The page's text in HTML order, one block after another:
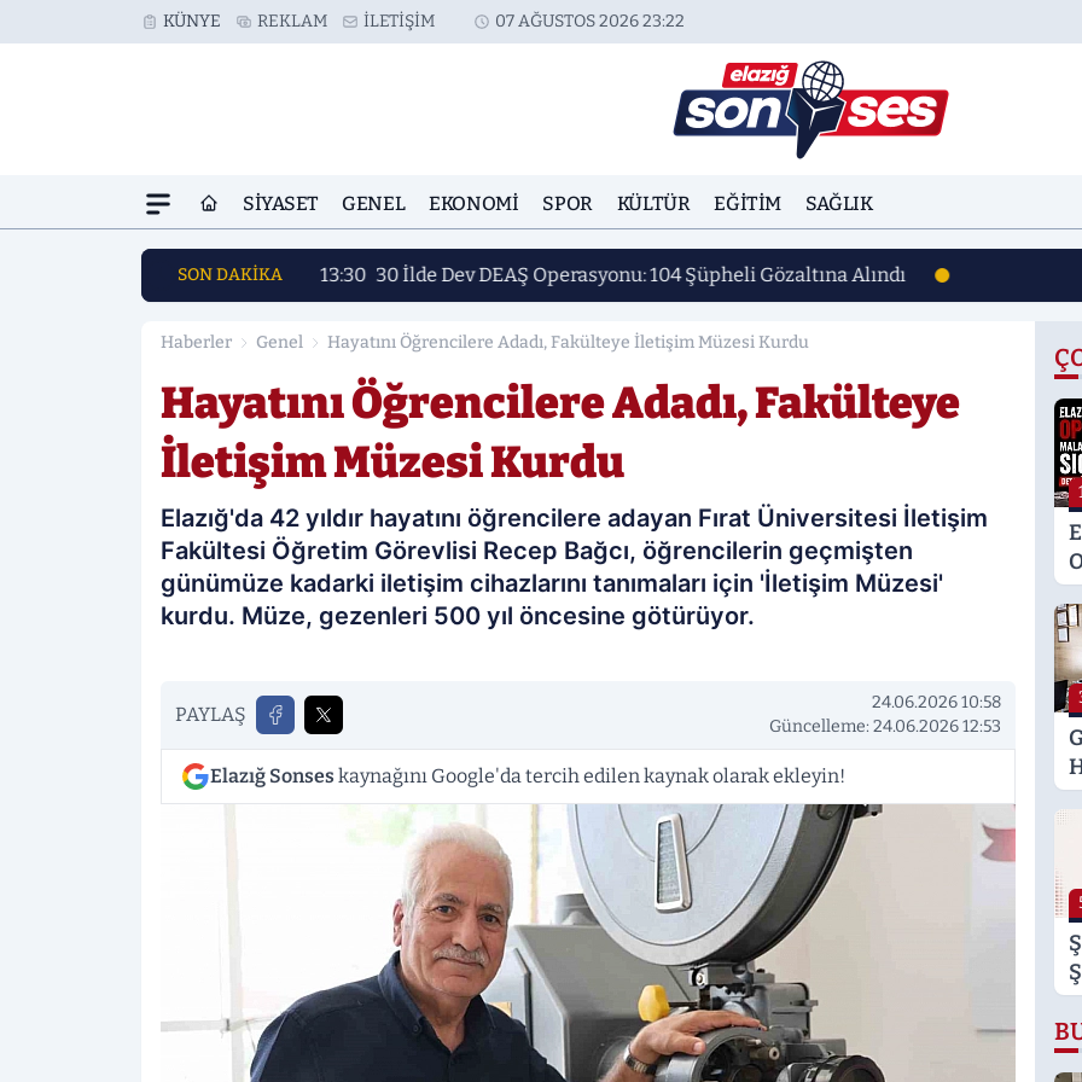
KÜNYE REKLAM İLETIŞIM 07 AĞUSTOS 2026 23:22
SIYASET GENEL EKONOMI SPOR KÜLTÜR EĞITIM SAĞLIK
SON DAKİKA 13:30 30 İlde Dev DEAŞ Operasyonu: 104 Şüpheli Gözaltına Alındı
Haberler Genel Hayatını Öğrencilere Adadı, Fakülteye İletişim Müzesi Kurdu
Hayatını Öğrencilere Adadı, Fakülteye
İletişim Müzesi Kurdu
Elazığ'da 42 yıldır hayatını öğrencilere adayan Fırat Üniversitesi İletişim
Fakültesi Öğretim Görevlisi Recep Bağcı, öğrencilerin geçmişten
günümüze kadarki iletişim cihazlarını tanımaları için 'İletişim Müzesi'
kurdu. Müze, gezenleri 500 yıl öncesine götürüyor.
PAYLAŞ
24.06.2026 10:58
Güncelleme: 24.06.2026 12:53
Elazığ Sonses kaynağını Google'da tercih edilen kaynak olarak ekleyin!